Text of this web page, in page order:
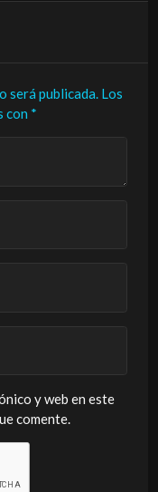
será publicada. Los
con *
y web en este
comente.